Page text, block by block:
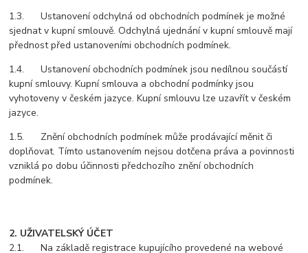
1.3. Ustanovení odchylná od obchodních podmínek je možné
sjednat v kupní smlouvě. Odchylná ujednání v kupní smlouvě mají
přednost před ustanoveními obchodních podmínek.
1.4. Ustanovení obchodních podmínek jsou nedílnou součástí
kupní smlouvy. Kupní smlouva a obchodní podmínky jsou
vyhotoveny v českém jazyce. Kupní smlouvu lze uzavřít v českém
jazyce.
1.5. Znění obchodních podmínek může prodávající měnit či
doplňovat. Tímto ustanovením nejsou dotčena práva a povinnosti
vzniklá po dobu účinnosti předchozího znění obchodních
podmínek.
2. UŽIVATELSKÝ ÚČET
2.1. Na základě registrace kupujícího provedené na webové